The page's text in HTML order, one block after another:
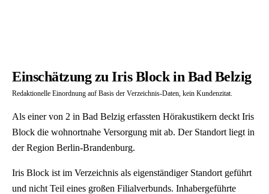
Einschätzung zu Iris Block in Bad Belzig
Redaktionelle Einordnung auf Basis der Verzeichnis-Daten, kein Kundenzitat.
Als einer von 2 in Bad Belzig erfassten Hörakustikern deckt Iris
Block die wohnortnahe Versorgung mit ab. Der Standort liegt in
der Region Berlin-Brandenburg.
Iris Block ist im Verzeichnis als eigenständiger Standort geführt
und nicht Teil eines großen Filialverbunds. Inhabergeführte